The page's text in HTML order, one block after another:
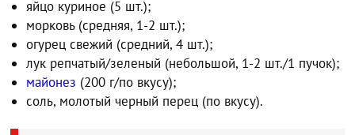
яйцо куриное (5 шт.);
морковь (средняя, 1-2 шт.);
огурец свежий (средний, 4 шт.);
лук репчатый/зеленый (небольшой, 1-2 шт./1 пучок);
майонез (200 г/по вкусу);
соль, молотый черный перец (по вкусу).